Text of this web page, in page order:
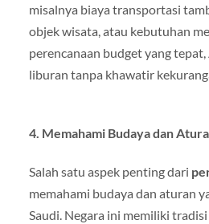
misalnya biaya transportasi
objek wisata, atau kebutuhan
perencanaan budget yang
liburan tanpa khawatir
4. Memahami Budaya dan
Salah satu aspek penting dari
memahami budaya dan aturan
Saudi. Negara ini memiliki